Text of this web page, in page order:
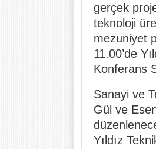
gerçek
teknoloji
mezuniyet
11.00’de
Konferans
Sanayi ve
Gül ve
Yıldız